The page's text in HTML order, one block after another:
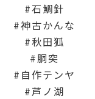
石鯛針
神古かんな
秋田狐
胴突
自作テンヤ
芦ノ湖